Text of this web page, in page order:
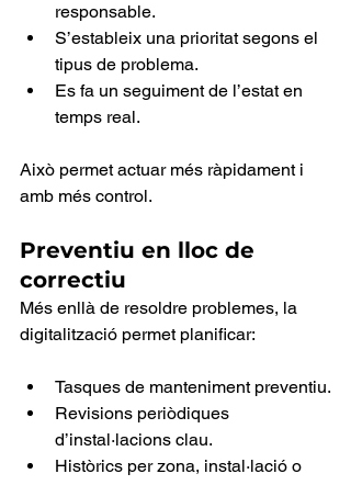
responsable.
S’estableix una prioritat segons el
tipus de problema.
Es fa un seguiment de l’estat en
temps real.
Això permet actuar més ràpidament i
amb més control.
Preventiu en lloc de
correctiu
Més enllà de resoldre problemes, la
digitalització permet planificar:
Tasques de manteniment preventiu.
Revisions periòdiques
d’instal·lacions clau.
Històrics per zona, instal·lació o